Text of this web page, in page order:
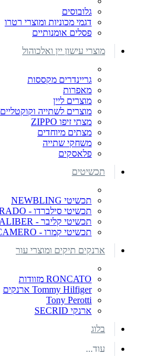
גלובוסים
דגמי מכוניות ומוצרי רטרו
פסלים אומנותיים
מוצרי עישון יין ואלכוהול
גריינדרים מקססות
מאפרות
מוצרים ליין
מוצרים לשתייה וקוקטליים
מצתי זיפו ZIPPO
מצתים מיוחדים
משחקי שתייה
פלאסקים
תכשיטים
תכשיטי NEWBLING
תכשיטי סילברדו - SILVERADO
תכשיטי קליבר - KALIBER
תכשיטי קמרו - CAMERO
ארנקים תיקים ומוצרי עור
RONCATO מזוודות
Tommy Hilfiger ארנקים
Tony Perotti
ארנקי SECRID
בלוג
עוד...